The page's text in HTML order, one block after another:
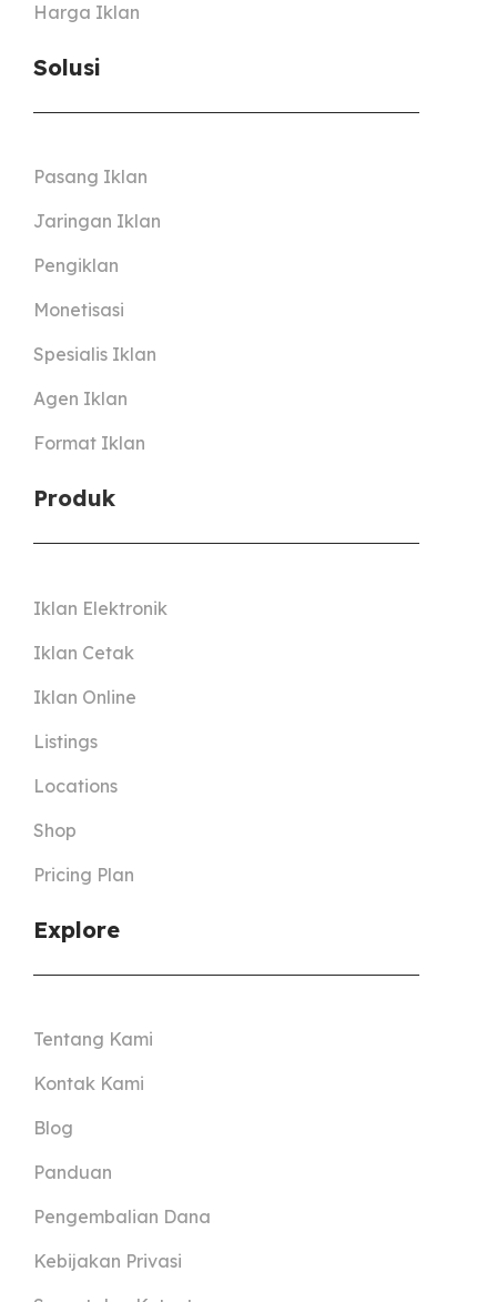
Harga Iklan
Solusi
Pasang Iklan
Jaringan Iklan
Pengiklan
Monetisasi
Spesialis Iklan
Agen Iklan
Format Iklan
Produk
Iklan Elektronik
Iklan Cetak
Iklan Online
Listings
Locations
Shop
Pricing Plan
Explore
Tentang Kami
Kontak Kami
Blog
Panduan
Pengembalian Dana
Kebijakan Privasi